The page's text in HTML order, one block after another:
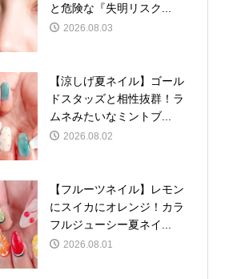
と危険な『失明リスク...
2026.08.03
【涼しげ夏ネイル】ゴール
ドスタッズと相性抜群！ラ
ムネみたいなミントブ...
2026.08.02
【フルーツネイル】レモン
にスイカにオレンジ！カラ
フルジューシー夏ネイ...
2026.08.01